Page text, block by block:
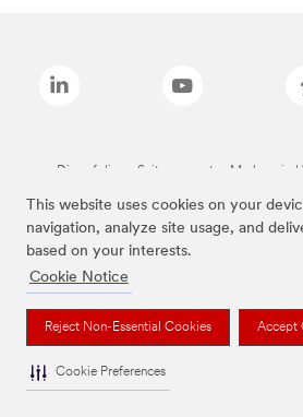
This website uses cookies on your
navigation, analyze site usage, and
based on your interests.
Cookie Notice
Reject Non-Essential Cookies Accept
Cookie Preferences
Die auf dieser Seite genannten Marken sind